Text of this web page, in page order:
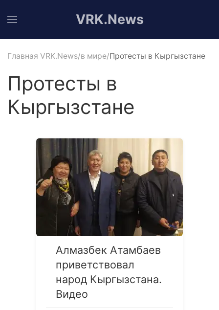
VRK.News
Главная VRK.News в мире Протесты в Кыргызстане
Протесты в
Кыргызстане
Алмазбек Атамбаев
приветствовал
народ Кыргызстана.
Видео